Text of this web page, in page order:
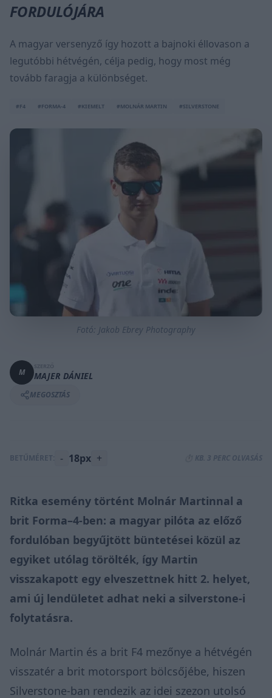
FORDULÓJÁRA
A magyar versenyző így hozott a bajnoki éllovason a
legutóbbi hétvégén, célja pedig, hogy most még
tovább faragja a különbséget.
#F4 #FORMA-4 #KIEMELT #MOLNÁR MARTIN #SILVERSTONE
Fotó: Jakob Ebrey Photography
M MAJER DÁNIEL
MEGOSZTÁS
BETŰMÉRET: - 18px + ⏱️ KB. 3 PERC OLVASÁS
Ritka esemény történt Molnár Martinnal a
brit Forma–4-ben: a magyar pilóta az előző
fordulóban begyűjtött büntetései közül az
egyiket utólag törölték, így Martin
visszakapott egy elveszettnek hitt 2. helyet,
ami új lendületet adhat neki a silverstone-i
folytatásra.
Molnár Martin és a brit F4 mezőnye a hétvégén
visszatér a brit motorsport bölcsőjébe, hiszen
Silverstone-ban rendezik az idei szezon utolsó